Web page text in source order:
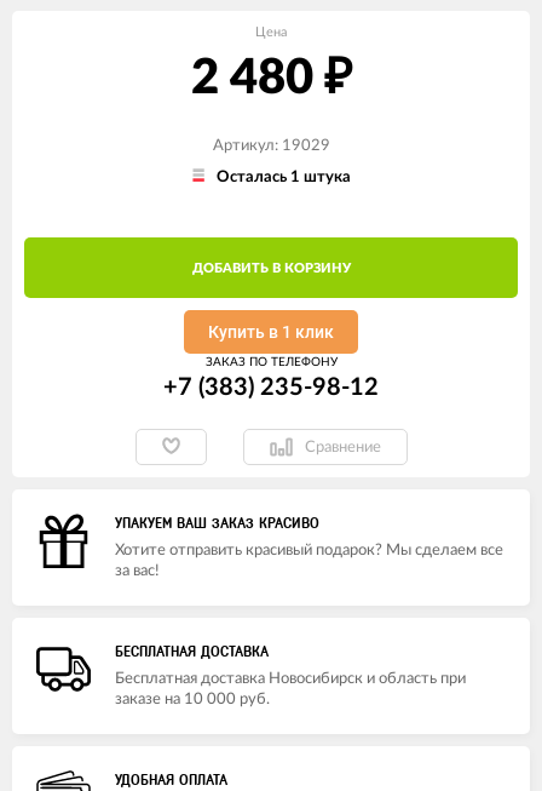
Цена
2 480 ₽
Артикул: 19029
Осталась 1 штука
ДОБАВИТЬ В КОРЗИНУ
Купить в 1 клик
ЗАКАЗ ПО ТЕЛЕФОНУ
+7 (383) 235-98-12
Сравнение
УПАКУЕМ ВАШ ЗАКАЗ КРАСИВО
Хотите отправить красивый подарок? Мы сделаем все
за вас!
БЕСПЛАТНАЯ ДОСТАВКА
Бесплатная доставка Новосибирск и область при
заказе на 10 000 руб.
УДОБНАЯ ОПЛАТА